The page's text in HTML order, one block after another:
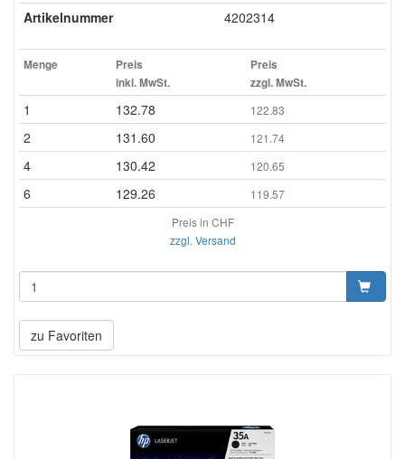
Artikelnummer
4202314
Menge
Preis
inkl. MwSt.
Preis
zzgl. MwSt.
1 132.78 122.83
2 131.60 121.74
4 130.42 120.65
6 129.26
119.57
Preis in CHF
zzgl. Versand
zu Favoriten